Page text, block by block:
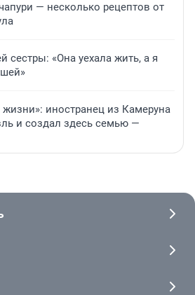
— несколько рецептов от
сестры: «Она уехала жить, а я
иностранец из Камеруна
и создал здесь семью —